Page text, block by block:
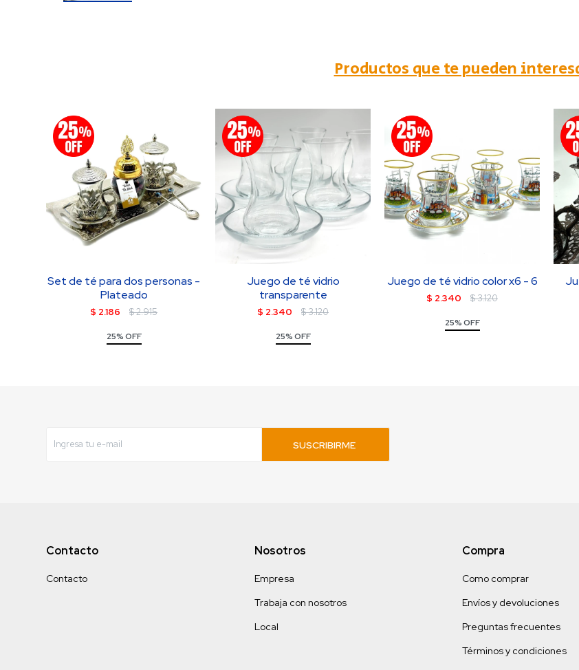
Productos que te pueden
Set de té para dos personas -
Plateado
$ 2.186 $2.915
25% OFF
Juego de té vidrio
transparente
$ 2.340 $3.120
25% OFF
Juego de té vidrio color x6 - 6
$ 2.340 $3.120
25% OFF
SUSCRIBIRME
Contacto
Contacto
Nosotros
Empresa
Trabaja con nosotros
Local
Compra
Como comprar
Envíos y devoluciones
Preguntas frecuentes
Términos y condiciones